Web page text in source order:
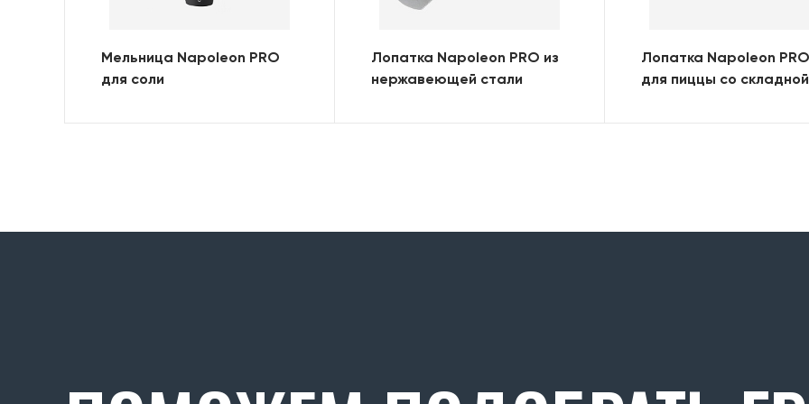
Мельница Napoleon PRO
для соли
Лопатка Napoleon PRO из
нержавеющей стали
Лопатка Napoleon PRO
для пиццы со складной